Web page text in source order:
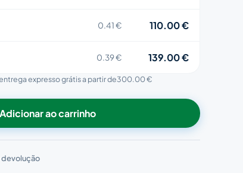
0.41 € 110.00 €
0.39 € 139.00 €
expresso grátis a partir de300.00 €
Adicionar ao carrinho
devolução